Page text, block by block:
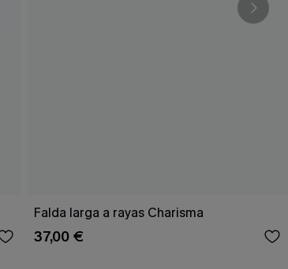
Falda larga a rayas Charisma
37,00 €